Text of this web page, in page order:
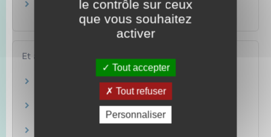
Quelle est la durée de validité d'un permis de
conduire ?
Et aussi
Infractions routières
Transports – Mobilité
Conduire en France avec un permis étranger
Transports – Mobilité
le contrôle sur ceux
que vous souhaitez
activer
Tout accepter
Tout refuser
Personnaliser